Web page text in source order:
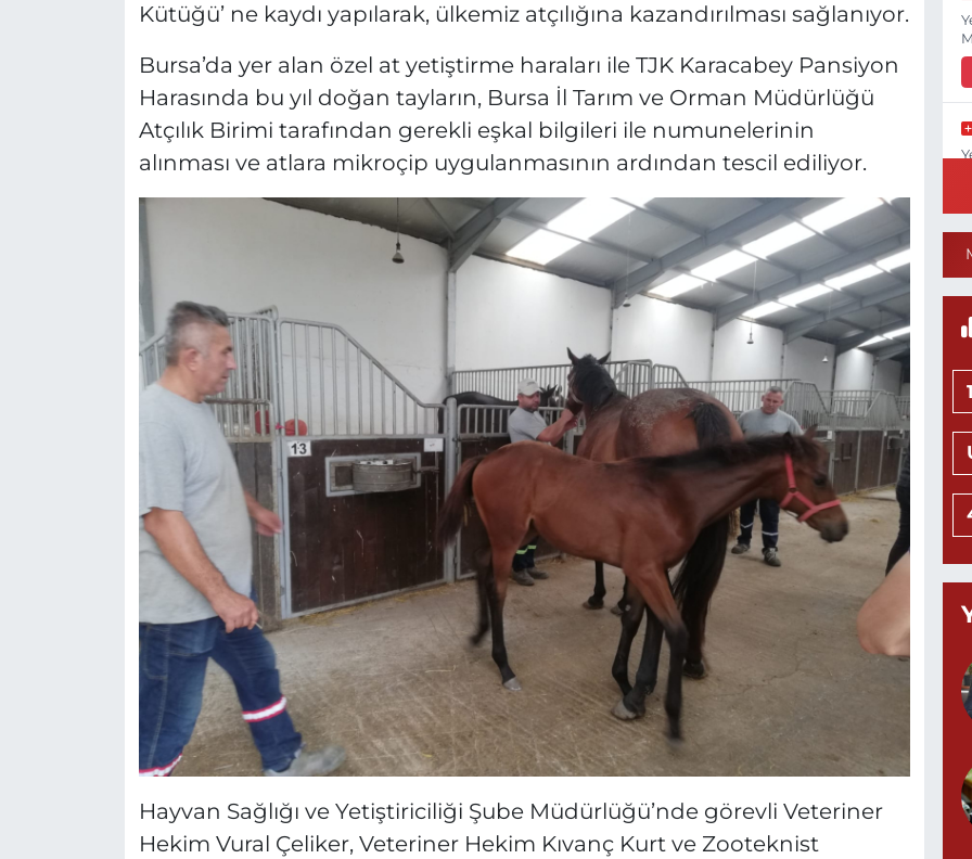
Kütüğü’ ne kaydı yapılarak, ülkemiz atçılığına kazandırılması sağlanıyor.
Bursa’da yer alan özel at yetiştirme haraları ile TJK Karacabey Pansiyon
Harasında bu yıl doğan tayların, Bursa İl Tarım ve Orman Müdürlüğü
Atçılık Birimi tarafından gerekli eşkal bilgileri ile numunelerinin
alınması ve atlara mikroçip uygulanmasının ardından tescil ediliyor.
Hayvan Sağlığı ve Yetiştiriciliği Şube Müdürlüğü’nde görevli Veteriner
Hekim Vural Çeliker, Veteriner Hekim Kıvanç Kurt ve Zooteknist